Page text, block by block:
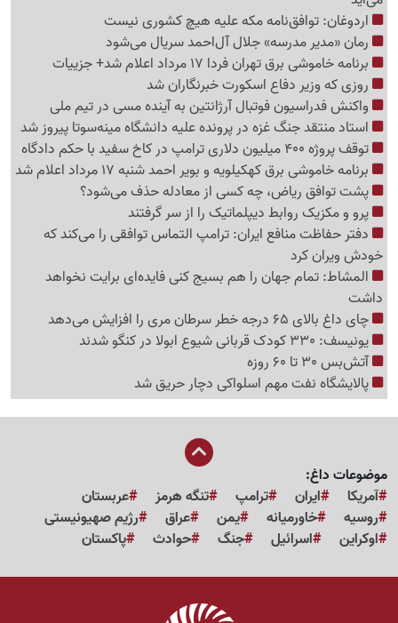
اردوغان: توافق‌نامه مکه علیه هیچ کشوری نیست
رمان «مدیر مدرسه» جلال آل‌احمد سریال می‌شود
برنامه خاموشی برق تهران فردا 17 مرداد اعلام شد+ جزییات
روزی که وزیر دفاع اسکورت خبرنگاران شد
واکنش فدراسیون فوتبال آرژانتین به آینده مسی در تیم ملی
استاد منتقد جنگ غزه در پرونده علیه دانشگاه مینه‌سوتا پیروز شد
توقف پروژه 400 میلیون دلاری ترامپ در کاخ سفید با حکم دادگاه
برنامه خاموشی برق کهکیلویه و بویر احمد شنبه 17 مرداد اعلام شد
پشت توافق ریاض، چه کسی از معادله حذف می‌شود؟
پرو و مکزیک روابط دیپلماتیک را از سر گرفتند
دفتر حفاظت منافع ایران: ترامپ التماس توافقی را می‌کند که
خودش ویران کرد
المشاط: تمام جهان را هم بسیج کنی فایده‌ای برایت نخواهد
داشت
چای داغ بالای 65 درجه خطر سرطان مری را افزایش می‌دهد
یونیسف: 330 کودک قربانی شیوع ابولا در کنگو شدند
آتش‌بس 30 تا 60 روزه
پالایشگاه نفت مهم اسلواکی دچار حریق شد
موضوعات داغ:
آمریکا
ایران ترامپ تنگه هرمز
عربستان
روسیه
خاورمیانه یمن عراق
رژیم صهیونیستی
اوکراین
اسرائیل جنگ حوادث پاکستان